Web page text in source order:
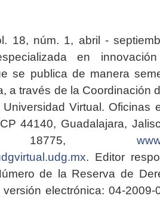
18, núm. 1, abril -
en
se publica de manera
a través de la Coordinación
Universidad Virtual. Oficinas
44140, Guadalajara,
18775,
. Editor
de la Reserva de
electrónica: 04-2009-